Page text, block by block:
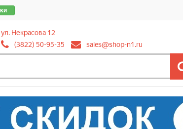
ул. Некрасова 12
(3822) 50-95-35
sales@shop-n1.ru